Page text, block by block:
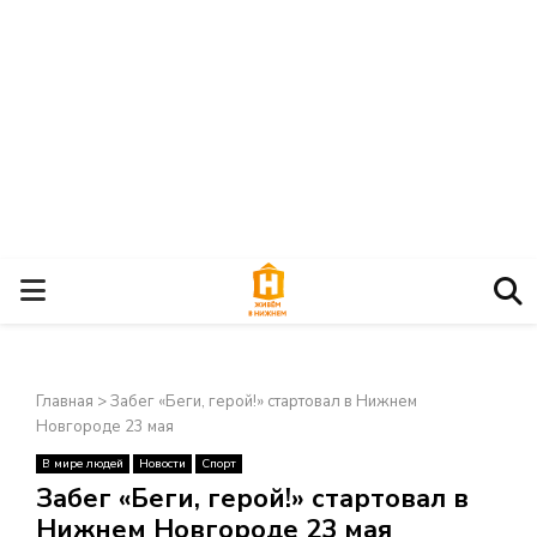
О
Н
О
Главная >Забег «Беги, герой!» стартовал в Нижнем
Новгороде 23 мая
В мире людей Новости Спорт
Забег «Беги, герой!» стартовал в
Нижнем Новгороде 23 мая